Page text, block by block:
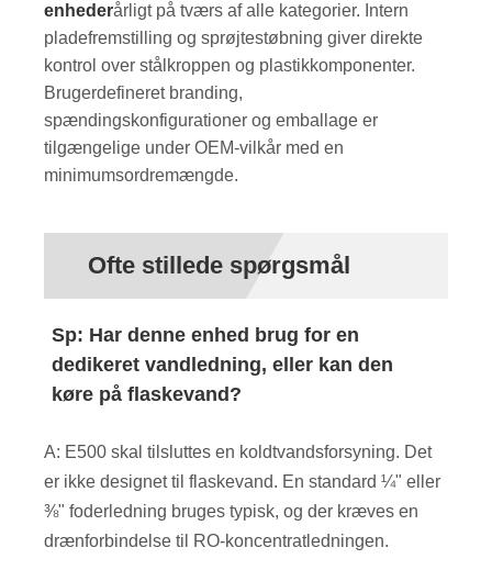
enhederårligt på tværs af alle kategorier. Intern
pladefremstilling og sprøjtestøbning giver direkte
kontrol over stålkroppen og plastikkomponenter.
Brugerdefineret branding,
spændingskonfigurationer og emballage er
tilgængelige under OEM-vilkår med en
minimumsordremængde.
Ofte stillede spørgsmål
Sp: Har denne enhed brug for en
dedikeret vandledning, eller kan den
køre på flaskevand?
A: E500 skal tilsluttes en koldtvandsforsyning. Det
er ikke designet til flaskevand. En standard ¼" eller
⅜" foderledning bruges typisk, og der kræves en
drænforbindelse til RO-koncentratledningen.